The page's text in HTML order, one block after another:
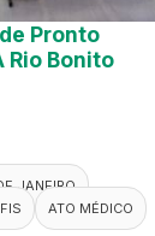
Pronto
Rio Bonito
JANEIRO
ATO MÉDICO